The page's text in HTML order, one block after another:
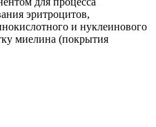
эритроцитов,
и нуклеинового
миелина (покрытия